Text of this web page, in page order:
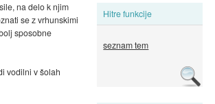
Hitre funkcije
seznam tem
na delo k njim
se z vrhunskimi
sposobne
vodilni v šolah